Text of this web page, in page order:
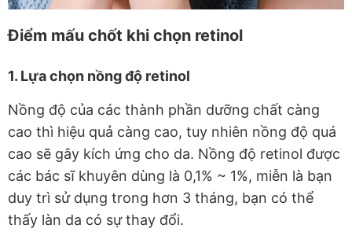
Điểm mấu chốt khi chọn retinol
1. Lựa chọn nồng độ retinol
Nồng độ của các thành phần dưỡng chất càng
cao thì hiệu quả càng cao, tuy nhiên nồng độ quá
cao sẽ gây kích ứng cho da. Nồng độ retinol được
các bác sĩ khuyên dùng là 0,1% ~ 1%, miễn là bạn
duy trì sử dụng trong hơn 3 tháng, bạn có thể
thấy làn da có sự thay đổi.